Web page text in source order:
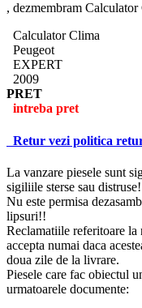
, dezmembram
Calculator Clima
Peugeot
EXPERT
2009
PRET
intreba pret
Retur vezi politica
La vanzare piesele sunt
sigiliile sterse sau
Nu este permisa
lipsuri!!
Reclamatiile referitoare la
accepta numai daca
doua zile de la livrare.
Piesele care fac obiectul
urmatoarele documente: